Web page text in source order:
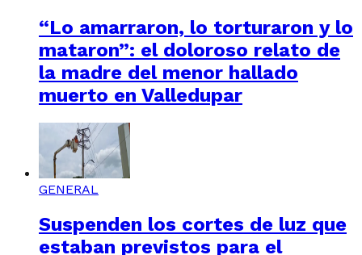
“Lo amarraron, lo torturaron y lo
mataron”: el doloroso relato de
la madre del menor hallado
muerto en Valledupar
GENERAL
Suspenden los cortes de luz que
estaban previstos para el